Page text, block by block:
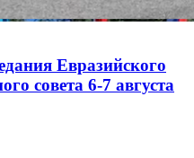
Евразийского
совета 6-7 августа